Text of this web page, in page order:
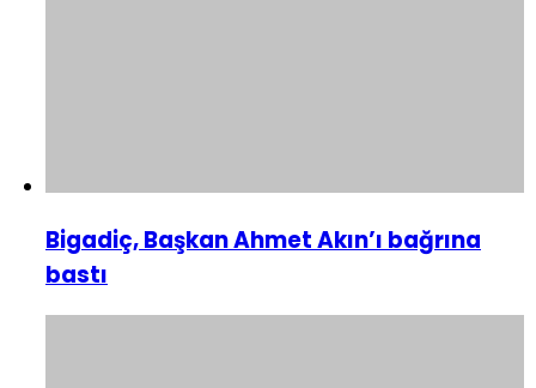
Bigadiç, Başkan Ahmet Akın’ı bağrına
bastı